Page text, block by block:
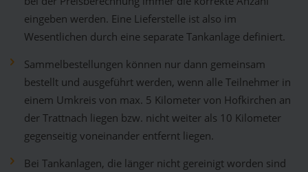
eingeben werden. Eine Lieferstelle ist also im
Wesentlichen durch eine separate Tankanlage definiert.
Sammelbestellungen können nur dann gemeinsam
bestellt und ausgeführt werden, wenn alle Teilnehmer in
einem Umkreis von max. 5 Kilometer von Hofkirchen an
der Trattnach liegen bzw. nicht weiter als 10 Kilometer
gegenseitig voneinander entfernt liegen.
Bei Tankanlagen, die länger nicht gereinigt worden sind